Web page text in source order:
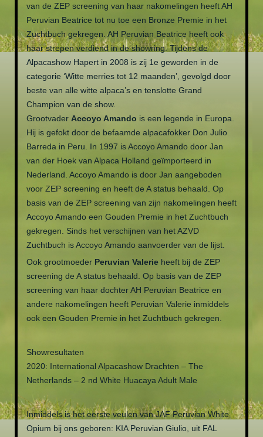
van de ZEP screening van haar nakomelingen heeft AH
Peruvian Beatrice tot nu toe een Bronze Premie in het
Zuchtbuch gekregen. AH Peruvian Beatrice heeft ook
haar strepen verdiend in de showring. Tijdens de
Alpacashow Hapert in 2008 is zij 1e geworden in de
categorie ‘Witte merries tot 12 maanden’, gevolgd door
beste van alle witte alpaca’s en tenslotte Grand
Champion van de show.
Grootvader Accoyo Amando is een legende in Europa.
Hij is gefokt door de befaamde alpacafokker Don Julio
Barreda in Peru. In 1997 is Accoyo Amando door Jan
van der Hoek van Alpaca Holland geïmporteerd in
Nederland. Accoyo Amando is door Jan aangeboden
voor ZEP screening en heeft de A status behaald. Op
basis van de ZEP screening van zijn nakomelingen heeft
Accoyo Amando een Gouden Premie in het Zuchtbuch
gekregen. Sinds het verschijnen van het AZVD
Zuchtbuch is Accoyo Amando aanvoerder van de lijst.
Ook grootmoeder Peruvian Valerieheeft bij de ZEP
screening de A status behaald. Op basis van de ZEP
screening van haar dochter AH Peruvian Beatrice en
andere nakomelingen heeft Peruvian Valerie inmiddels
ook een Gouden Premie in het Zuchtbuch gekregen.
Showresultaten
2020: International Alpacashow Drachten – The
Netherlands – 2 nd White Huacaya Adult Male
Inmiddels is het eerste veulen van JAF Peruvian White
Opium bij ons geboren: KIA Peruvian Giulio, uit FAL